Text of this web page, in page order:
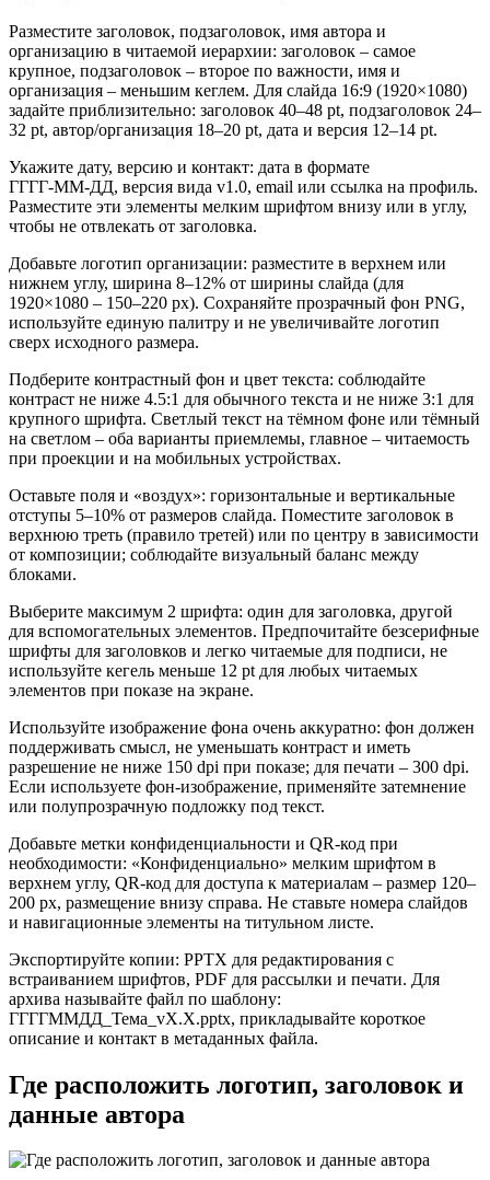
Разместите заголовок, подзаголовок, имя автора и
организацию в читаемой иерархии: заголовок – самое
крупное, подзаголовок – второе по важности, имя и
организация – меньшим кеглем. Для слайда 16:9 (1920×1080)
задайте приблизительно: заголовок 40–48 pt, подзаголовок 24–
32 pt, автор/организация 18–20 pt, дата и версия 12–14 pt.
Укажите дату, версию и контакт: дата в формате
ГГГГ‑ММ‑ДД, версия вида v1.0, email или ссылка на профиль.
Разместите эти элементы мелким шрифтом внизу или в углу,
чтобы не отвлекать от заголовка.
Добавьте логотип организации: разместите в верхнем или
нижнем углу, ширина 8–12% от ширины слайда (для
1920×1080 – 150–220 px). Сохраняйте прозрачный фон PNG,
используйте единую палитру и не увеличивайте логотип
сверх исходного размера.
Подберите контрастный фон и цвет текста: соблюдайте
контраст не ниже 4.5:1 для обычного текста и не ниже 3:1 для
крупного шрифта. Светлый текст на тёмном фоне или тёмный
на светлом – оба варианты приемлемы, главное – читаемость
при проекции и на мобильных устройствах.
Оставьте поля и «воздух»: горизонтальные и вертикальные
отступы 5–10% от размеров слайда. Поместите заголовок в
верхнюю треть (правило третей) или по центру в зависимости
от композиции; соблюдайте визуальный баланс между
блоками.
Выберите максимум 2 шрифта: один для заголовка, другой
для вспомогательных элементов. Предпочитайте безсерифные
шрифты для заголовков и легко читаемые для подписи, не
используйте кегель меньше 12 pt для любых читаемых
элементов при показе на экране.
Используйте изображение фона очень аккуратно: фон должен
поддерживать смысл, не уменьшать контраст и иметь
разрешение не ниже 150 dpi при показе; для печати – 300 dpi.
Если используете фон-изображение, применяйте затемнение
или полупрозрачную подложку под текст.
Добавьте метки конфиденциальности и QR‑код при
необходимости: «Конфиденциально» мелким шрифтом в
верхнем углу, QR‑код для доступа к материалам – размер 120–
200 px, размещение внизу справа. Не ставьте номера слайдов
и навигационные элементы на титульном листе.
Экспортируйте копии: PPTX для редактирования с
встраиванием шрифтов, PDF для рассылки и печати. Для
архива называйте файл по шаблону:
ГГГГММДД_Тема_vX.X.pptx, прикладывайте короткое
описание и контакт в метаданных файла.
Где расположить логотип, заголовок и
данные автора